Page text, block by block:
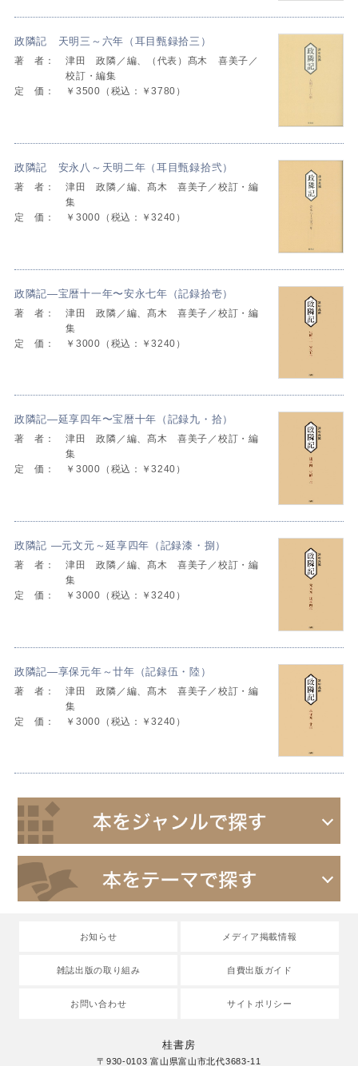
政隣記 天明三～六年（耳目甄録拾三）
著 者：
津田 政隣／編、（代表）髙木 喜美子／
校訂・編集
定 価：
￥3500（税込：￥3780）
政隣記 安永八～天明二年（耳目甄録拾弐）
著 者：
津田 政隣／編、髙木 喜美子／校訂・編
集
定 価：
￥3000（税込：￥3240）
政隣記―宝暦十一年〜安永七年（記録拾壱）
著 者：
津田 政隣／編、髙木 喜美子／校訂・編
集
定 価：
￥3000（税込：￥3240）
政隣記―延享四年〜宝暦十年（記録九・拾）
著 者：
津田 政隣／編、髙木 喜美子／校訂・編
集
定 価：
￥3000（税込：￥3240）
政隣記 ―元文元～延享四年（記録漆・捌）
著 者：
津田 政隣／編、髙木 喜美子／校訂・編
集
定 価：
￥3000（税込：￥3240）
政隣記―享保元年～廿年（記録伍・陸）
著 者：
津田 政隣／編、髙木 喜美子／校訂・編
集
定 価：
￥3000（税込：￥3240）
お知らせ メディア掲載情報
雑誌出版の取り組み 自費出版ガイド
お問い合わせ サイトポリシー
桂書房
〒930-0103 富山県富山市北代3683-11